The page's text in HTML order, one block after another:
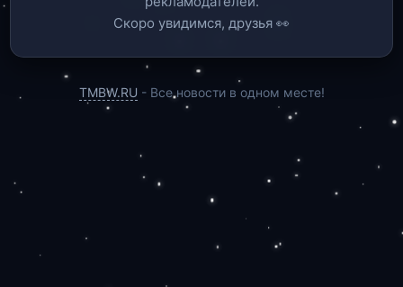
Скоро увидимся, друзья 👀
TMBW.RU - Все новости в одном месте!